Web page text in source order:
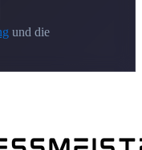
und die